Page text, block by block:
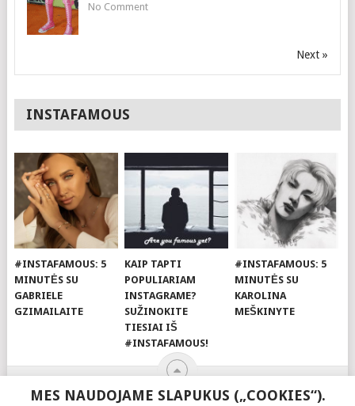
No Comment
Next »
INSTAFAMOUS
#INSTAFAMOUS: 5
MINUTĖS SU
GABRIELE
GZIMAILAITE
KAIP TAPTI
POPULIARIAM
INSTAGRAME?
SUŽINOKITE
TIESIAI IŠ
#INSTAFAMOUS!
#INSTAFAMOUS: 5
MINUTĖS SU
KAROLINA
MEŠKINYTE
MES NAUDOJAME SLAPUKUS („COOKIES“).